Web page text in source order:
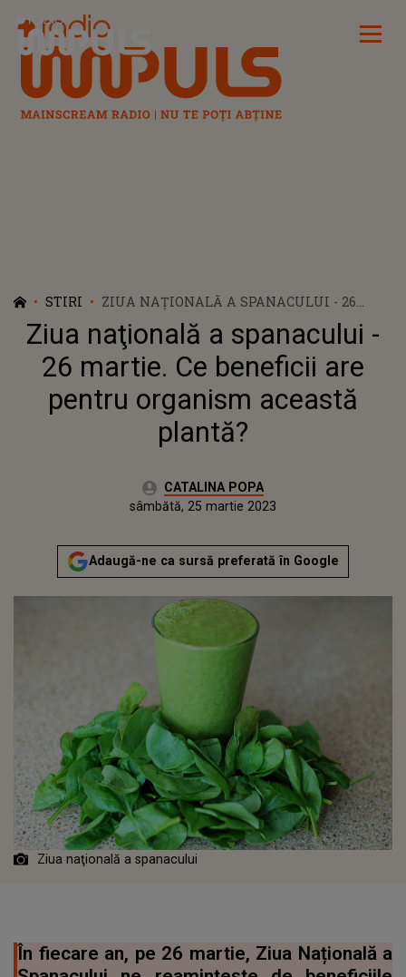
Radio Impuls
STIRI
ZIUA NAŢIONALĂ A SPANACULUI - 26
MARTIE. CE BENEFICII ARE PENTRU
ORGANISM ACEASTĂ PLANTĂ?
Ziua naţională a spanacului -
26 martie. Ce beneficii are
pentru organism această
plantă?
Autor:CATALINA POPA
vineri, 25 martie 2022Actualizat:
sâmbătă, 25 martie 2023
Adaugă-ne ca sursă preferată în Google
Ziua naţională a spanacului
În fiecare an, pe 26 martie, Ziua Națională a